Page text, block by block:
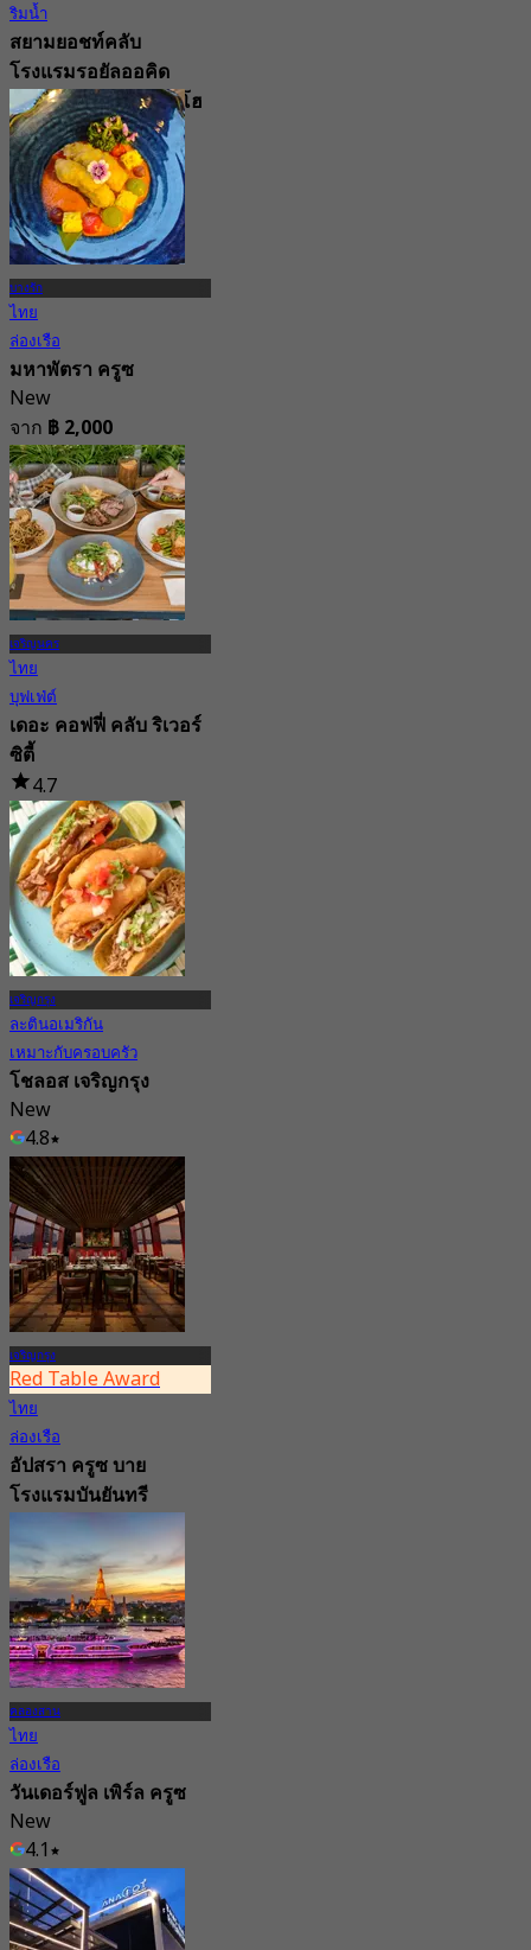
ริมน้ำ
สยามยอชท์คลับ
โรงแรมรอยัลออคิด
เชอราตัน ริเวอร์ไซต์ โฮ
เทล กรุงเทพ
4.8
10.5K การจอง
จาก฿ 497.5
บางรัก
ไทย
ล่องเรือ
มหาพัตรา ครูซ
New
จาก ฿ 2,000
เจริญนคร
ไทย
บุฟเฟ่ต์
เดอะ คอฟฟี่ คลับ ริเวอร์
ซิตี้
4.7
10.3K การจอง
จาก฿ 189
เจริญกรุง
ละตินอเมริกัน
เหมาะกับครอบครัว
โชลอส เจริญกรุง
New
4.8
จาก฿ 372.5
เจริญกรุง
Red Table Award
ไทย
ล่องเรือ
อัปสรา ครูซ บาย
โรงแรมบันยันทรี
กรุงเทพ
4.7
456 การจอง
จาก฿ 3,300
คลองสาน
ไทย
ล่องเรือ
วันเดอร์ฟูล เพิร์ล ครูซ
New
4.1
จาก฿ 1,320